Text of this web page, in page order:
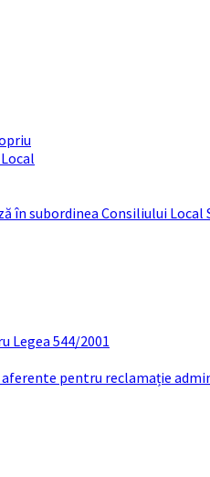
în subordinea Consiliului Local
Legea 544/2001
pentru reclamație